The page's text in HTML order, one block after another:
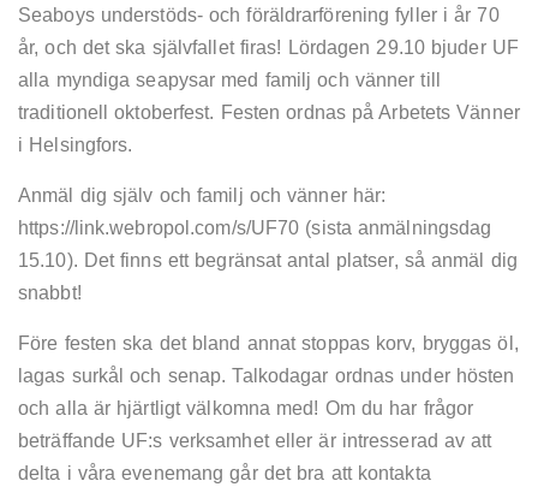
n
år
–
Oktoberfest
Seaboysunderstöds- och föräldrarförening fyller i år 70
år, och det ska självfallet firas! Lördagen 29.10 bjuder UF
alla myndiga seapysar med familj och vänner till
traditionell oktoberfest. Festen ordnas på Arbetets Vänner
i Helsingfors.
Anmäl dig själv och familj och vänner här:
https://link.webropol.com/s/UF70 (sista anmälningsdag
15.10). Det finns ett begränsat antal platser, så anmäl dig
snabbt!
Före festen ska det bland annat stoppas korv, bryggas öl,
lagas surkål och senap. Talkodagar ordnas under hösten
och alla är hjärtligt välkomna med! Om du har frågor
beträffande UF:s verksamhet eller är intresserad av att
delta i våra evenemang går det bra att kontakta